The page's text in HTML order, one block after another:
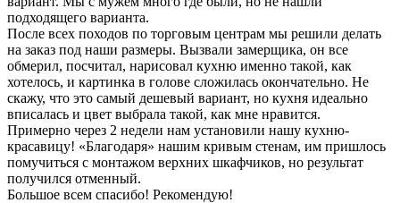
подходящего варианта.
После всех походов по торговым центрам мы решили делать
на заказ под наши размеры. Вызвали замерщика, он все
обмерил, посчитал, нарисовал кухню именно такой, как
хотелось, и картинка в голове сложилась окончательно. Не
скажу, что это самый дешевый вариант, но кухня идеально
вписалась и цвет выбрала такой, как мне нравится.
Примерно через 2 недели нам установили нашу кухню-
красавицу! «Благодаря» нашим кривым стенам, им пришлось
помучиться с монтажом верхних шкафчиков, но результат
получился отменный.
Большое всем спасибо! Рекомендую!